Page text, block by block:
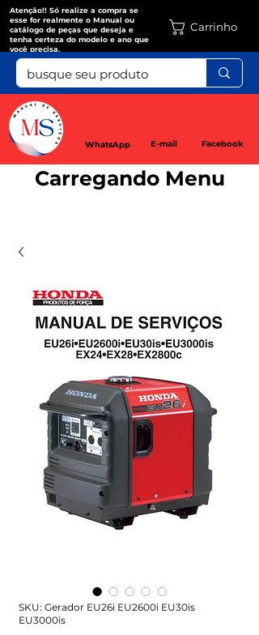
Atenção!! Só realize a compra se
esse for realmente o Manual ou
catálogo de peças que deseja e
tenha certeza do modelo e ano que
você precisa.
WhatsApp E-mail Facebook
Carrinho
Carregando Menu
SKU: Gerador EU26i EU2600i EU30is
EU3000is